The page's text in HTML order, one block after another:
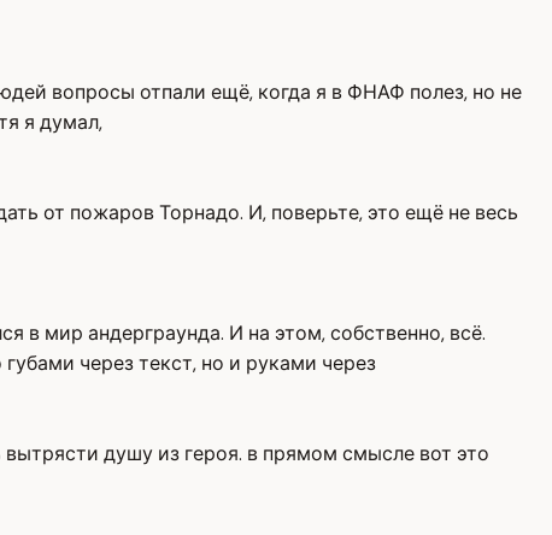
вопросы отпали ещё, когда я в ФНАФ полез, но не
я думал,
от пожаров Торнадо. И, поверьте, это ещё не весь
в мир андерграунда. И на этом, собственно, всё.
через текст, но и руками через
душу из героя. в прямом смысле вот это